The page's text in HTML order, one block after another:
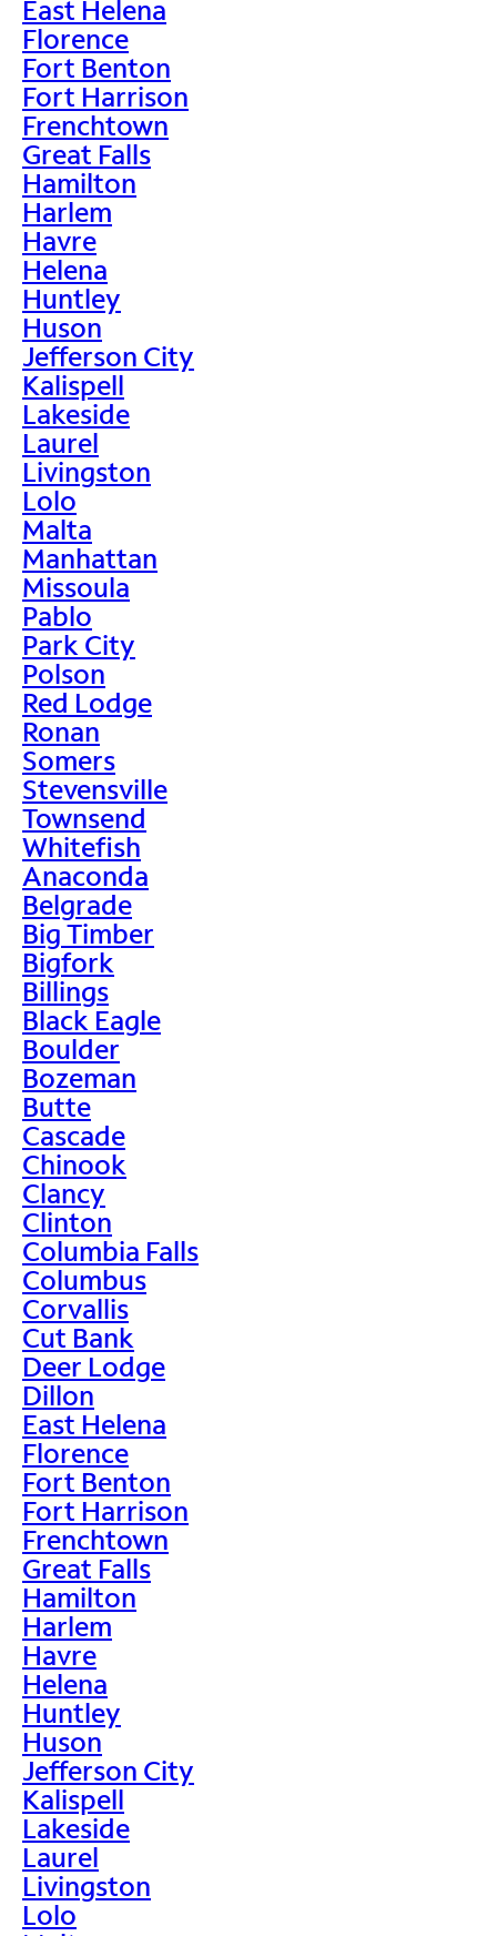
East Helena
Florence
Fort Benton
Fort Harrison
Frenchtown
Great Falls
Hamilton
Harlem
Havre
Helena
Huntley
Huson
Jefferson City
Kalispell
Lakeside
Laurel
Livingston
Lolo
Malta
Manhattan
Missoula
Pablo
Park City
Polson
Red Lodge
Ronan
Somers
Stevensville
Townsend
Whitefish
Anaconda
Belgrade
Big Timber
Bigfork
Billings
Black Eagle
Boulder
Bozeman
Butte
Cascade
Chinook
Clancy
Clinton
Columbia Falls
Columbus
Corvallis
Cut Bank
Deer Lodge
Dillon
East Helena
Florence
Fort Benton
Fort Harrison
Frenchtown
Great Falls
Hamilton
Harlem
Havre
Helena
Huntley
Huson
Jefferson City
Kalispell
Lakeside
Laurel
Livingston
Lolo